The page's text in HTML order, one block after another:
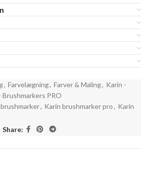
, Farvelægning, Farver & Maling, Karin -
Brushmarkers PRO
, Karin brushmarker pro, Karin
Share: